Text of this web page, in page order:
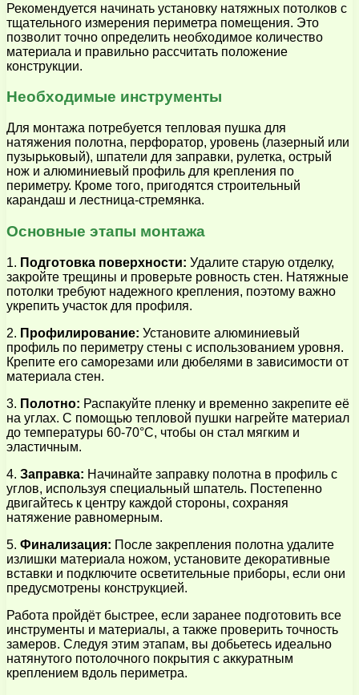
Рекомендуется начинать установку натяжных потолков с
тщательного измерения периметра помещения. Это
позволит точно определить необходимое количество
материала и правильно рассчитать положение
конструкции.
Необходимые инструменты
Для монтажа потребуется тепловая пушка для
натяжения полотна, перфоратор, уровень (лазерный или
пузырьковый), шпатели для заправки, рулетка, острый
нож и алюминиевый профиль для крепления по
периметру. Кроме того, пригодятся строительный
карандаш и лестница-стремянка.
Основные этапы монтажа
1. Подготовка поверхности: Удалите старую отделку,
закройте трещины и проверьте ровность стен. Натяжные
потолки требуют надежного крепления, поэтому важно
укрепить участок для профиля.
2. Профилирование: Установите алюминиевый
профиль по периметру стены с использованием уровня.
Крепите его саморезами или дюбелями в зависимости от
материала стен.
3. Полотно: Распакуйте пленку и временно закрепите её
на углах. С помощью тепловой пушки нагрейте материал
до температуры 60-70°C, чтобы он стал мягким и
эластичным.
4. Заправка: Начинайте заправку полотна в профиль с
углов, используя специальный шпатель. Постепенно
двигайтесь к центру каждой стороны, сохраняя
натяжение равномерным.
5. Финализация: После закрепления полотна удалите
излишки материала ножом, установите декоративные
вставки и подключите осветительные приборы, если они
предусмотрены конструкцией.
Работа пройдёт быстрее, если заранее подготовить все
инструменты и материалы, а также проверить точность
замеров. Следуя этим этапам, вы добьетесь идеально
натянутого потолочного покрытия с аккуратным
креплением вдоль периметра.